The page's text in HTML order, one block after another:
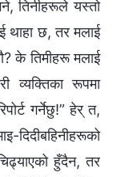
तिनीहरूले यस्तो
थाहा छ, तर मलाई
के तिमीहरू मलाई
व्यक्तिका रूपमा
गर्नेछु!” हेर् त,
दिदीबहिनीहरूको
हुँदैन, तर